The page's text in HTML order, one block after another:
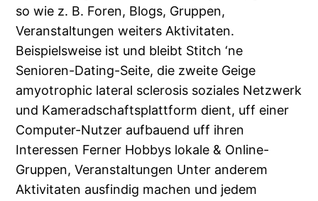
so wie z. B. Foren, Blogs, Gruppen,
Veranstaltungen weiters Aktivitaten.
Beispielsweise ist und bleibt Stitch ‘ne
Senioren-Dating-Seite, die zweite Geige
amyotrophic lateral sclerosis soziales Netzwerk
und Kameradschaftsplattform dient, uff einer
Computer-Nutzer aufbauend uff ihren
Interessen Ferner Hobbys lokale & Online-
Gruppen, Veranstaltungen Unter anderem
Aktivitaten ausfindig machen und jedem